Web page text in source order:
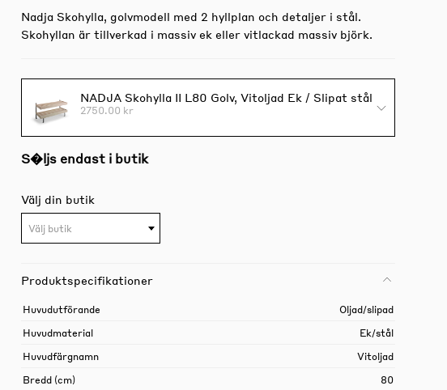
Nadja Skohylla, golvmodell med 2 hyllplan och detaljer i stål.
Skohyllan är tillverkad i massiv ek eller vitlackad massiv björk.
NADJA Skohylla II L80 Golv, Vitoljad Ek / Slipat stål
2750.00 kr
S�ljs endast i butik
Välj din butik
Välj butik
Produktspecifikationer
Huvudutförande
Oljad/slipad
Huvudmaterial
Ek/stål
Huvudfärgnamn
Vitoljad
Bredd (cm)
80